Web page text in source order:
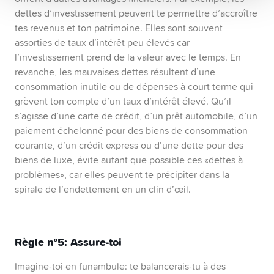
dettes d’investissement peuvent te permettre d’accroître
tes revenus et ton patrimoine. Elles sont souvent
assorties de taux d’intérêt peu élevés car
l’investissement prend de la valeur avec le temps. En
revanche, les mauvaises dettes résultent d’une
consommation inutile ou de dépenses à court terme qui
grèvent ton compte d’un taux d’intérêt élevé. Qu’il
s’agisse d’une carte de crédit, d’un prêt automobile, d’un
paiement échelonné pour des biens de consommation
courante, d’un crédit express ou d’une dette pour des
biens de luxe, évite autant que possible ces «dettes à
problèmes», car elles peuvent te précipiter dans la
spirale de l’endettement en un clin d’œil.
Règle n°5: Assure-toi
Imagine-toi en funambule: te balancerais-tu à des